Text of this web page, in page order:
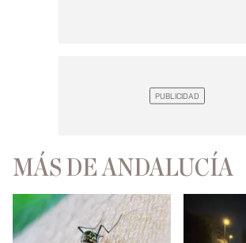
MÁS DE ANDALUCÍA